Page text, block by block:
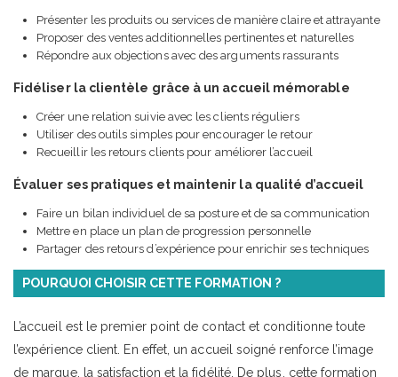
Présenter les produits ou services de manière claire et attrayante
Proposer des ventes additionnelles pertinentes et naturelles
Répondre aux objections avec des arguments rassurants
Fidéliser la clientèle grâce à un accueil mémorable
Créer une relation suivie avec les clients réguliers
Utiliser des outils simples pour encourager le retour
Recueillir les retours clients pour améliorer l’accueil
Évaluer ses pratiques et maintenir la qualité d’accueil
Faire un bilan individuel de sa posture et de sa communication
Mettre en place un plan de progression personnelle
Partager des retours d’expérience pour enrichir ses techniques
POURQUOI CHOISIR CETTE FORMATION ?
L’accueil est le premier point de contact et conditionne toute
l’expérience client. En effet, un accueil soigné renforce l’image
de marque, la satisfaction et la fidélité. De plus, cette formation